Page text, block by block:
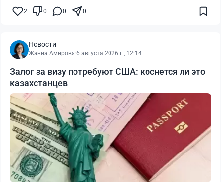
2 0 0 0
Новости
Жанна Амирова·6 августа 2026 г., 12:14
Залог за визу потребуют США: коснется ли это
казахстанцев